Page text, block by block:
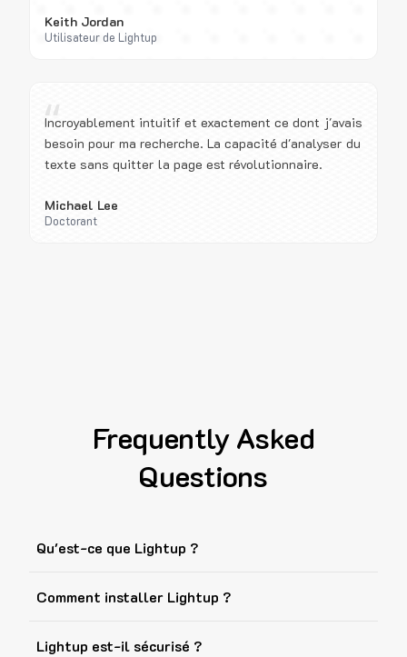
Keith Jordan
Utilisateur de Lightup
“
Incroyablement intuitif et exactement ce dont j'avais
besoin pour ma recherche. La capacité d'analyser du
texte sans quitter la page est révolutionnaire.
Michael Lee
Doctorant
Frequently Asked
Questions
Qu'est-ce que Lightup ?
Comment installer Lightup ?
Lightup est-il sécurisé ?